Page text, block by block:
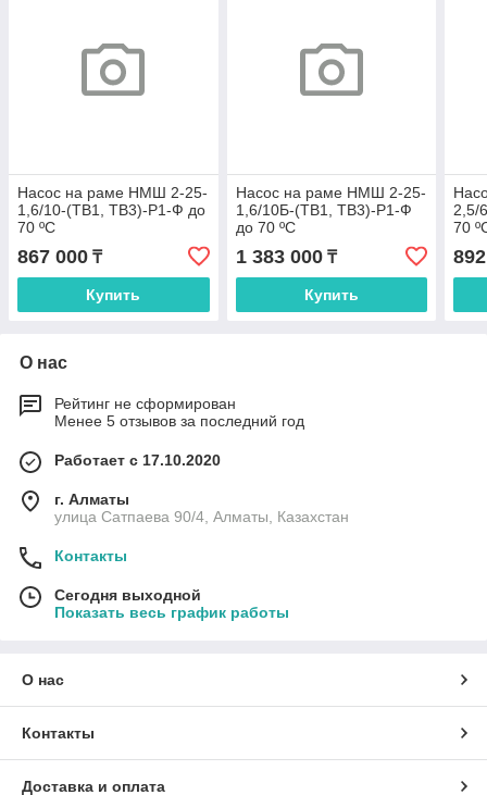
Насос на раме НMШ 2-25-
1,6/10-(ТВ1, ТВ3)-Р1-Ф до
70 ºС
867 000 ₸
Купить
Насос на раме НMШ 2-25-
1,6/10Б-(ТВ1, ТВ3)-Р1-Ф
до 70 ºС
1 383 000₸
Купить
2,5/
70
О нас
Рейтинг не сформирован
Менее 5 отзывов за последний год
Работает с 17.10.2020
г. Алматы
улица Сатпаева 90/4, Алматы, Казахстан
Контакты
Сегодня выходной
Показать весь график работы
О нас
Контакты
Доставка и оплата